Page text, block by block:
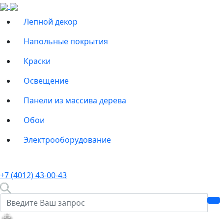
Лепной декор
Напольные покрытия
Краски
Освещение
Панели из массива дерева
Обои
Электрооборудование
+7 (4012) 43-00-43